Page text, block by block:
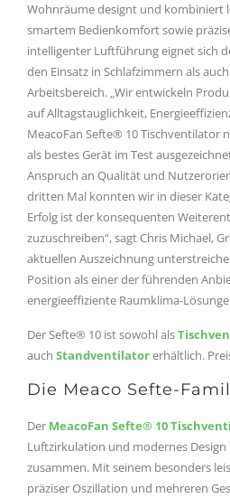
Wohnräume designt und kombiniert
smartem Bedienkomfort sowie
intelligenter Luftführung eignet sich
den Einsatz in Schlafzimmern als
Arbeitsbereich. „Wir entwickeln
auf Alltagstauglichkeit,
MeacoFan Sefte® 10 Tischventilator
als bestes Gerät im Test
Anspruch an Qualität und
dritten Mal konnten wir in dieser
Erfolg ist der konsequenten
zuzuschreiben“, sagt Chris Michael,
aktuellen Auszeichnung
Position als einer der führenden
energieeffiziente Raumklima-
Der Sefte® 10 ist sowohl als
auch Standventilatorerhältlich.
Die Meaco Sefte-
Der MeacoFan Sefte® 10
Luftzirkulation und modernes
zusammen. Mit seinem besonders
präziser Oszillation und mehreren